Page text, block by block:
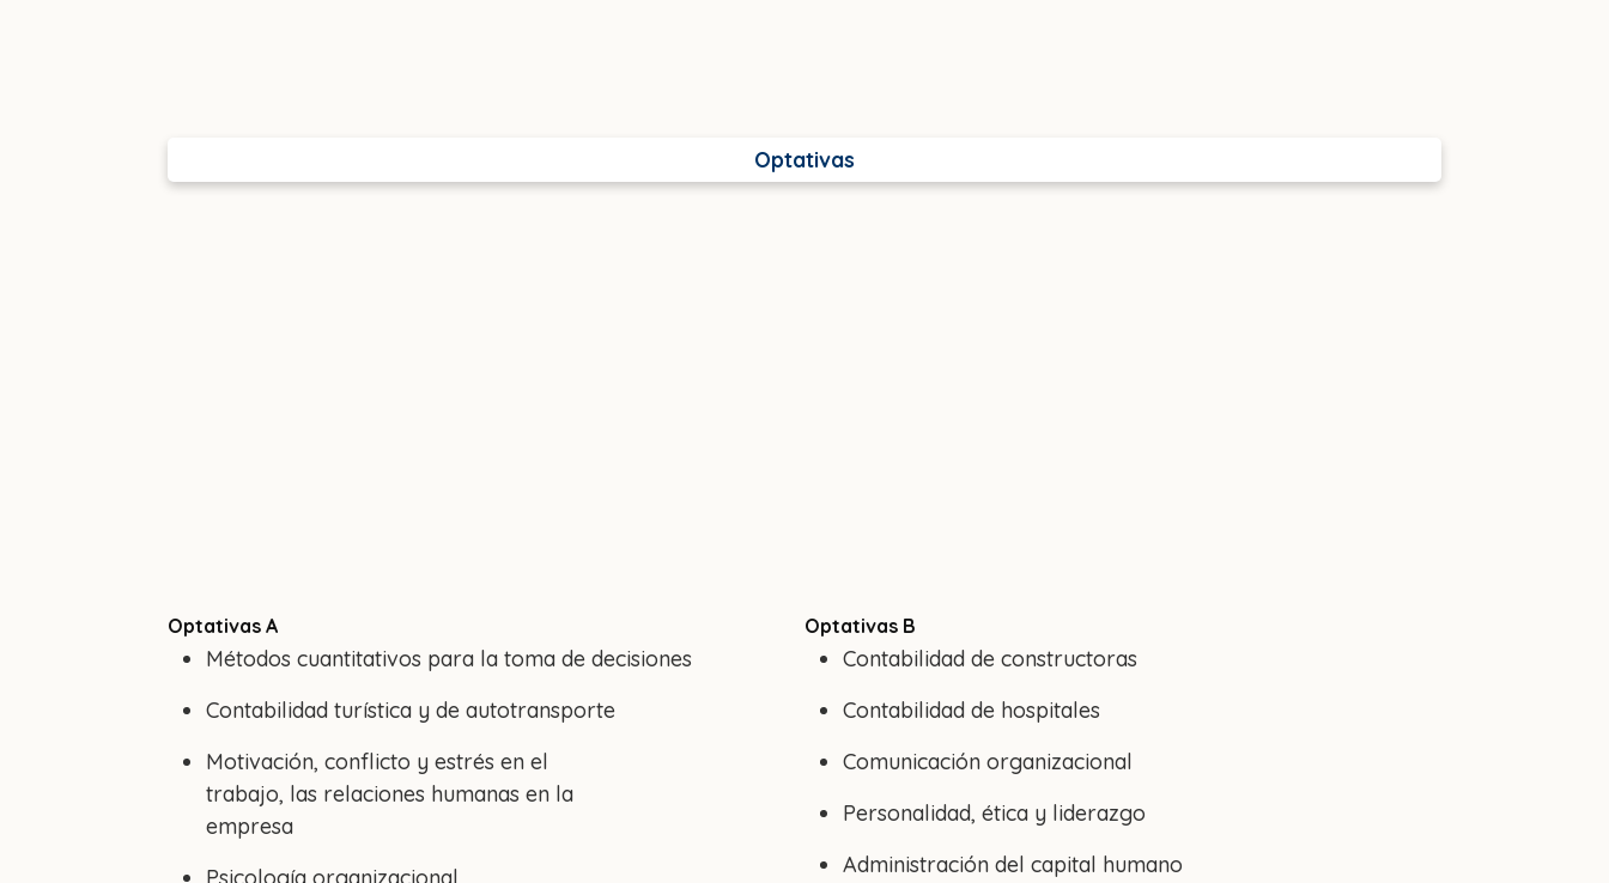
Optativas
Optativas A
Métodos cuantitativos para la toma de decisiones
Contabilidad turística y de autotransporte
Motivación, conflicto y estrés en el
trabajo, las relaciones humanas en la
empresa
Optativas B
Contabilidad de constructoras
Contabilidad de hospitales
Comunicación organizacional
Personalidad, ética y liderazgo
Administración del capital humano